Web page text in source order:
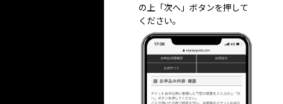
の上「次へ」ボタンを押して
ください。